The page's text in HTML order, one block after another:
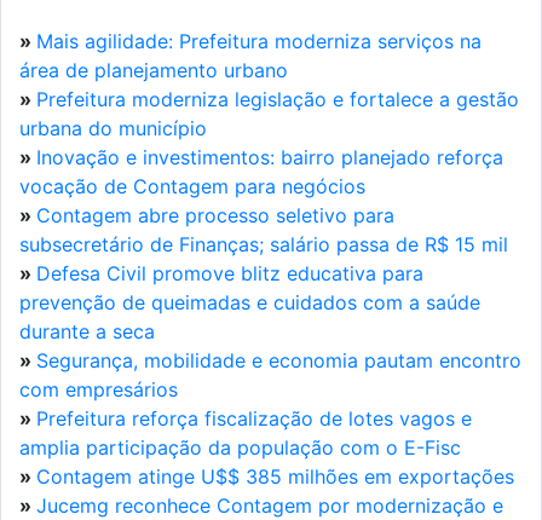
» Mais agilidade: Prefeitura moderniza serviços na
área de planejamento urbano
» Prefeitura moderniza legislação e fortalece a gestão
urbana do município
» Inovação e investimentos: bairro planejado reforça
vocação de Contagem para negócios
» Contagem abre processo seletivo para
subsecretário de Finanças; salário passa de R$ 15 mil
» Defesa Civil promove blitz educativa para
prevenção de queimadas e cuidados com a saúde
durante a seca
» Segurança, mobilidade e economia pautam encontro
com empresários
» Prefeitura reforça fiscalização de lotes vagos e
amplia participação da população com o E-Fisc
» Contagem atinge U$$ 385 milhões em exportações
» Jucemg reconhece Contagem por modernização e